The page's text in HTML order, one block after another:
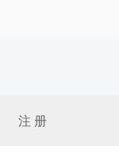
注 册